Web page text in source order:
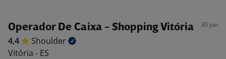
Operador De Caixa - Shopping Vitória 30 jun
4,4
Shoulder
Vitória - ES